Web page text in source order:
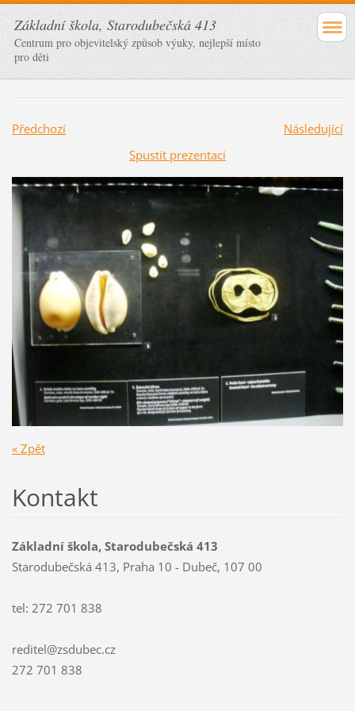
Základní škola, Starodubečská 413
Centrum pro objevitelský způsob výuky, nejlepší místo
pro děti
Předchozí
Následující
Spustit prezentaci
« Zpět
Kontakt
Základní škola, Starodubečská 413
Starodubečská 413, Praha 10 - Dubeč, 107 00
tel: 272 701 838
reditel@zsdubec.cz
272 701 838